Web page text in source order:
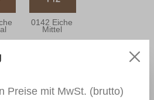
0142 Eiche
Mittel
0301 Eiche
Grünlich
Preise mit MwSt. (brutto)